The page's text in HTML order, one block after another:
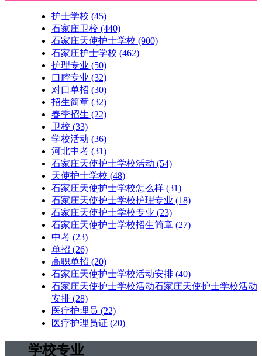
护士学校 (45)
石家庄卫校 (440)
石家庄天使护士学校 (900)
石家庄护士学校 (462)
护理专业 (50)
口腔专业 (32)
对口单招 (30)
招生简章 (32)
春季招生 (22)
卫校 (33)
学校活动 (36)
河北中考 (31)
石家庄天使护士学校活动 (54)
天使护士学校 (48)
石家庄天使护士学校怎么样 (31)
石家庄天使护士学校护理专业 (18)
石家庄天使护士学校专业 (23)
石家庄天使护士学校招生简章 (27)
中考 (23)
单招 (26)
高职单招 (20)
石家庄天使护士学校活动安排 (40)
石家庄天使护士学校活动石家庄天使护士学校活动
安排 (28)
医疗护理员 (22)
医疗护理员证 (20)
学校专业